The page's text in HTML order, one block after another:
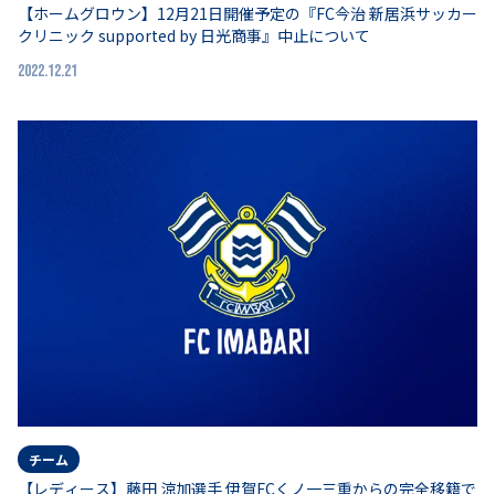
【ホームグロウン】12月21日開催予定の『FC今治 新居浜サッカー
クリニック supported by 日光商事』中止について
2022.12.21
チーム
【レディース】藤田 涼加選手 伊賀FCくノ一三重からの完全移籍で